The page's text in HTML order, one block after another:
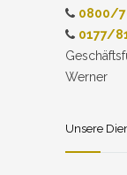
0800/
0177/
Werner
Unsere